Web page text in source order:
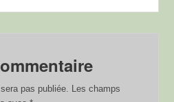
pas publiée. Les champs